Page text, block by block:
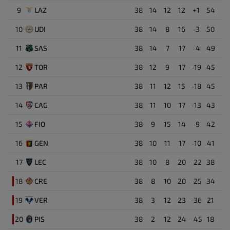
21'
42
39
19
23 Calvin Stengs
Επιθετικός
6
22
9 LAZ 38 14 12 12 +1 54
10 UDI 38 14 8 16 -3 50
11 SAS 38 14 7 17 -4 49
12 TOR 38 12 9 17 -19 45
13 PAR 38 11 12 15 -18 45
14 CAG 38 11 10 17 -13 43
15 FIO 38 9 15 14 -9 42
16 GEN 38 10 11 17 -10 41
17 LEC 38 10 8 20 -22 38
18 CRE 38 8 10 20 -25 34
19 VER 38 3 12 23 -36 21
20 PIS 38 2 12 24 -45 18